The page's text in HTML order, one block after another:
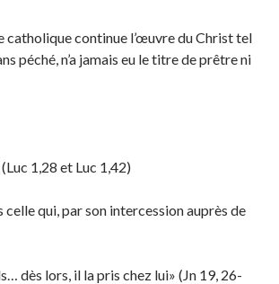
catholique continue l’œuvre du Christ tel
péché, n’a jamais eu le titre de prêtre ni
1,28 et Luc 1,42)
celle qui, par son intercession auprès de
dès lors, il la pris chez lui» (Jn 19, 26-